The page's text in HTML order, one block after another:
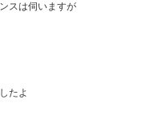
スは伺いますが
たよ